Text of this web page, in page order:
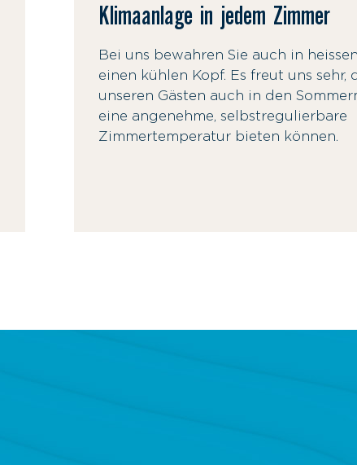
Klimaanlage in jedem Zimmer
Bei uns bewahren Sie auch in
einen kühlen Kopf. Es freut uns sehr,
unseren Gästen auch in den
eine angenehme, selbstregulierbare
Zimmertemperatur bieten können.